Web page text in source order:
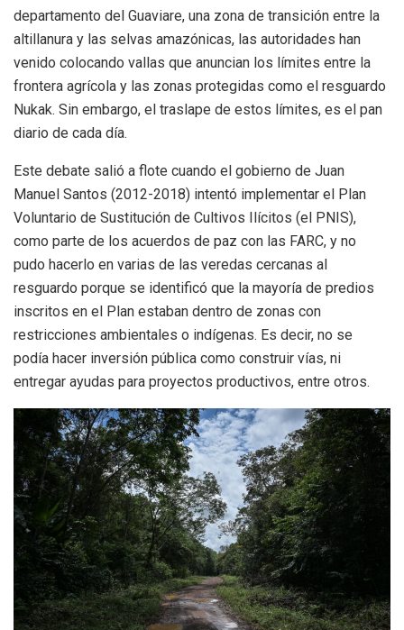
departamento del Guaviare, una zona de transición entre la
altillanura y las selvas amazónicas, las autoridades han
venido colocando vallas que anuncian los límites entre la
frontera agrícola y las zonas protegidas como el resguardo
Nukak. Sin embargo, el traslape de estos límites, es el pan
diario de cada día.
Este debate salió a flote cuando el gobierno de Juan
Manuel Santos (2012-2018) intentó implementar el Plan
Voluntario de Sustitución de Cultivos Ilícitos (el PNIS),
como parte de los acuerdos de paz con las FARC, y no
pudo hacerlo en varias de las veredas cercanas al
resguardo porque se identificó que la mayoría de predios
inscritos en el Plan estaban dentro de zonas con
restricciones ambientales o indígenas. Es decir, no se
podía hacer inversión pública como construir vías, ni
entregar ayudas para proyectos productivos, entre otros.